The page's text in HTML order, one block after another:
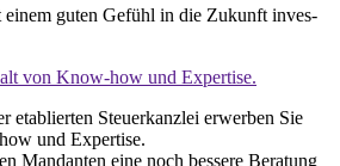
einem guten Gefühl in die Zukunft inves­
von Know-how und Exper­ti­se.
eta­blier­ten Steu­er­kanz­lei erwer­ben Sie
und Exper­ti­se.
Man­dan­ten eine noch bes­se­re Bera­tung